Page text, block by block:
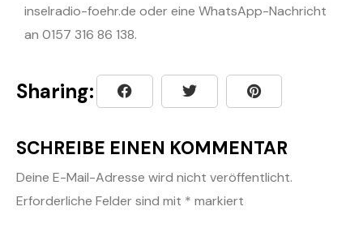
inselradio-foehr.de⁠⁠⁠⁠⁠⁠⁠⁠⁠⁠⁠⁠⁠⁠⁠⁠⁠⁠⁠⁠⁠⁠⁠⁠⁠⁠⁠⁠⁠⁠⁠⁠⁠⁠⁠⁠⁠⁠⁠⁠⁠⁠⁠⁠⁠⁠⁠⁠⁠⁠⁠⁠⁠⁠⁠⁠⁠⁠⁠⁠⁠⁠⁠⁠⁠ oder eine WhatsApp-Nachricht
an 0157 316 86 138.
Sharing:
SCHREIBE EINEN KOMMENTAR
Deine E-Mail-Adresse wird nicht veröffentlicht.
Erforderliche Felder sind mit * markiert